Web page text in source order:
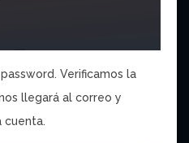
Verificamos la
llegará al correo y
cuenta.